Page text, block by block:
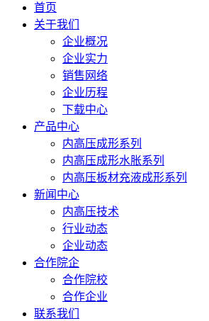
首页
关于我们
企业概况
企业实力
销售网络
企业历程
下载中心
产品中心
内高压成形系列
内高压成形水胀系列
内高压板材充液成形系列
新闻中心
内高压技术
行业动态
企业动态
合作院企
合作院校
合作企业
联系我们